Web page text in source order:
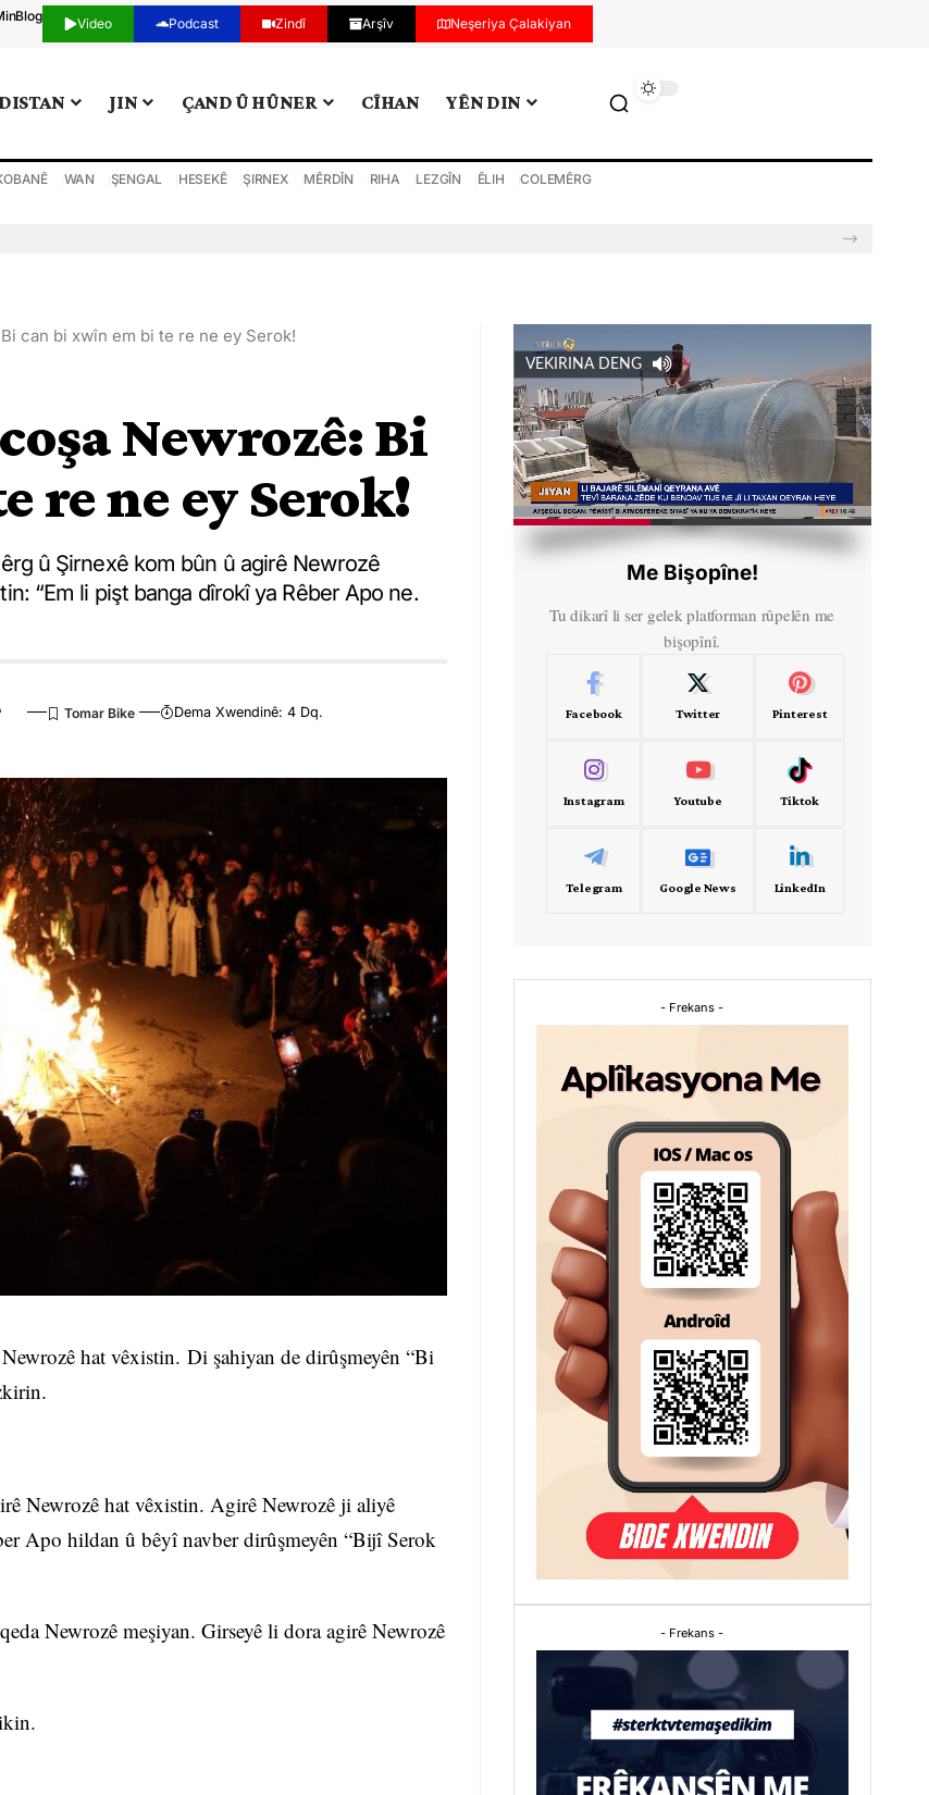
Blog Video Podcast Zindî Arşîv Neşeriya Çalakiyan
JIN ÇAND Û HÛNER CÎHAN YÊN DIN
WAN ŞENGAL HESEKÊ ŞIRNEX MÊRDÎN RIHA LEZGÎN ÊLIH COLEMÊRG
can bi xwîn em bi te re ne ey Serok!
Newrozê: Bi
re ne ey Serok!
û Şirnexê kom bûn û agirê Newrozê
“Em li pişt banga dîrokî ya Rêber Apo ne.
Dema Xwendinê: 4 Dq.
hat vêxistin. Di şahiyan de dirûşmeyên “Bi
Newrozê hat vêxistin. Agirê Newrozê ji aliyê
Apo hildan û bêyî navber dirûşmeyên “Bijî Serok
Newrozê meşiyan. Girseyê li dora agirê Newrozê
VEKIRINA DENG
Me Bişopîne!
Tu dikarî li ser gelek platforman rûpelên me
bişopînî.
Facebook Twitter Pinterest
Instagram Youtube Tiktok
Telegram Google News LinkedIn
- Frekans -
- Frekans -